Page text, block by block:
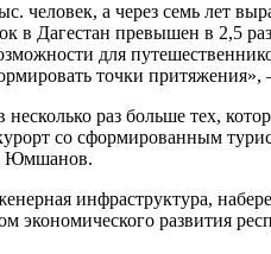
человек, а через семь лет
Дагестан превышен в 2,5
для
точки
раз больше тех,
со сформированным
Юмшанов.
инфраструктура,
экономического развития